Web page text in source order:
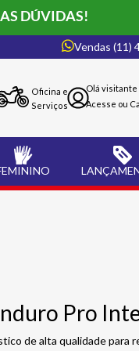
DÚVIDAS!
Vendas (11)
Oficina e
Serviços
Pro
de alta qualidade para